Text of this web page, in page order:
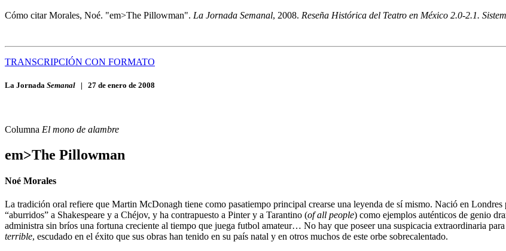
Cómo citarMorales, Noé. "em>The Pillowman". La Jornada Semanal, 2008. Reseña Histórica del Teatro en México 2.0-2.1.
TRANSCRIPCIÓN CON FORMATO
La Jornada Semanal | 27 de enero de 2008
Columna El mono de alambre
em>The Pillowman
Noé Morales
La tradición oral refiere que Martin McDonagh tiene como pasatiempo principal crearse una leyenda de sí mismo. Nació en
“aburridos” a Shakespeare y a Chéjov, y ha contrapuesto a Pinter y a Tarantino (of all people) como ejemplos auténticos de genio
administra sin bríos una fortuna creciente al tiempo que juega futbol amateur… No hay que poseer una suspicacia extraordinaria
terrible, escudado en el éxito que sus obras han tenido en su país natal y en otros muchos de este orbe sobrecalentado.